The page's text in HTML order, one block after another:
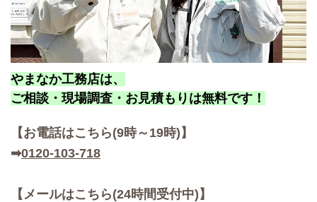
やまなか工務店は、
ご相談・現場調査・お見積もりは無料です！
【お電話はこちら(9時～19時)】
➡0120-103-718
【メールはこちら(24時間受付中)】